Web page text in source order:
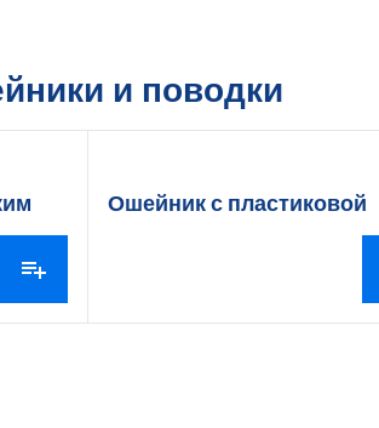
и поводки
Ошейник с пластиковой